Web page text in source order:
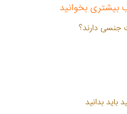
بیشتری بخوانید
جنسی دارند؟
باید بدانید